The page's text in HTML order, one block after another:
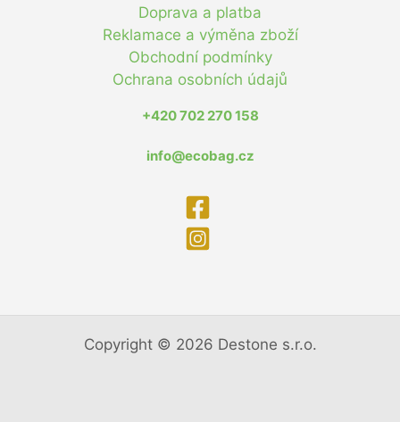
Doprava a platba
Reklamace a výměna zboží
Obchodní podmínky
Ochrana osobních údajů
+420 702 270 158
info@ecobag.cz
Copyright © 2026 Destone s.r.o.